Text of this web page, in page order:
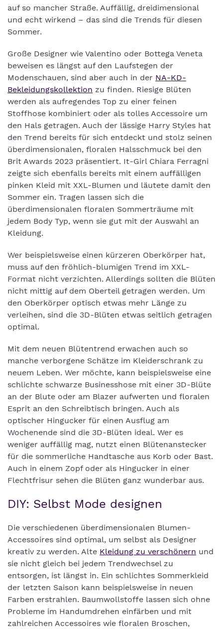
auf so mancher Straße. Auffällig, dreidimensional
und echt wirkend – das sind die Trends für diesen
Sommer.
Große Designer wie Valentino oder Bottega Veneta
beweisen es längst auf den Laufstegen der
Modenschauen, sind aber auch in der NA-KD-
Bekleidungskollektion zu finden. Riesige Blüten
werden als aufregendes Top zu einer feinen
Stoffhose kombiniert oder als tolles Accessoire um
den Hals getragen. Auch der lässige Harry Styles hat
den Trend bereits für sich entdeckt und stolz seinen
überdimensionalen, floralen Halsschmuck bei den
Brit Awards 2023 präsentiert. It-Girl Chiara Ferragni
zeigte sich ebenfalls bereits mit einem auffälligen
pinken Kleid mit XXL-Blumen und läutete damit den
Sommer ein. Tragen lassen sich die
überdimensionalen floralen Sommerträume mit
jedem Body Typ, wenn sie gut mit der Auswahl an
Kleidung.
Wer beispielsweise einen kürzeren Oberkörper hat,
muss auf den fröhlich-blumigen Trend im XXL-
Format nicht verzichten. Allerdings sollten die Blüten
nicht mittig auf dem Oberteil getragen werden. Um
den Oberkörper optisch etwas mehr Länge zu
verleihen, sind die 3D-Blüten etwas seitlich getragen
optimal.
Mit dem neuen Blütentrend erwachen auch so
manche verborgene Schätze im Kleiderschrank zu
neuem Leben. Wer möchte, kann beispielsweise eine
schlichte schwarze Businesshose mit einer 3D-Blüte
an der Blute oder am Blazer aufwerten und floralen
Esprit an den Schreibtisch bringen. Auch als
optischer Hingucker für einen Ausflug am
Wochenende sind die 3D-Blüten ideal. Wer es
weniger auffällig mag, nutzt einen Blütenanstecker
für die sommerliche Handtasche aus Korb oder Bast.
Auch in einem Zopf oder als Hingucker in einer
Flechtfrisur sehen die Blüten ganz wunderbar aus.
DIY: Selbst Mode designen
Die verschiedenen überdimensionalen Blumen-
Accessoires sind optimal, um selbst als Designer
kreativ zu werden. Alte Kleidung zu verschönern und
sie nicht gleich bei jedem Trendwechsel zu
entsorgen, ist längst in. Ein schlichtes Sommerkleid
der letzten Saison kann beispielsweise in neuen
Farben erstrahlen. Baumwollstoffe lassen sich ohne
Probleme im Handumdrehen einfärben und mit
zahlreichen Accessoires wie floralen Broschen,